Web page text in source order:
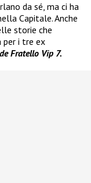
da sé, ma ci ha
Capitale. Anche
storie che
per i tre ex
Fratello Vip 7.